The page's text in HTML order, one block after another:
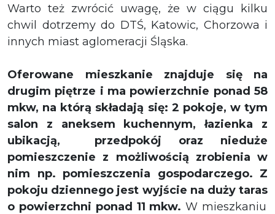
Warto też zwrócić uwagę, że w ciągu kilku
chwil dotrzemy do DTŚ, Katowic, Chorzowa i
innych miast aglomeracji Śląska.
Oferowane mieszkanie znajduje się na
drugim piętrze i ma powierzchnie ponad 58
mkw, na którą składają się: 2 pokoje, w tym
salon z aneksem kuchennym, łazienka z
ubikacją, przedpokój oraz nieduże
pomieszczenie z możliwością zrobienia w
nim np. pomieszczenia gospodarczego. Z
pokoju dziennego jest wyjście na duży taras
o powierzchni ponad 11 mkw.W mieszkaniu